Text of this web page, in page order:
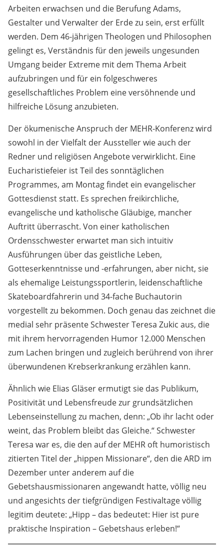
Arbeiten erwachsen und die Berufung Adams,
Gestalter und Verwalter der Erde zu sein, erst erfüllt
werden. Dem 46-jährigen Theologen und Philosophen
gelingt es, Verständnis für den jeweils ungesunden
Umgang beider Extreme mit dem Thema Arbeit
aufzubringen und für ein folgeschweres
gesellschaftliches Problem eine versöhnende und
hilfreiche Lösung anzubieten.
Der ökumenische Anspruch der MEHR-Konferenz wird
sowohl in der Vielfalt der Aussteller wie auch der
Redner und religiösen Angebote verwirklicht. Eine
Eucharistiefeier ist Teil des sonntäglichen
Programmes, am Montag findet ein evangelischer
Gottesdienst statt. Es sprechen freikirchliche,
evangelische und katholische Gläubige, mancher
Auftritt überrascht. Von einer katholischen
Ordensschwester erwartet man sich intuitiv
Ausführungen über das geistliche Leben,
Gotteserkenntnisse und -erfahrungen, aber nicht, sie
als ehemalige Leistungssportlerin, leidenschaftliche
Skateboardfahrerin und 34-fache Buchautorin
vorgestellt zu bekommen. Doch genau das zeichnet die
medial sehr präsente Schwester Teresa Zukic aus, die
mit ihrem hervorragenden Humor 12.000 Menschen
zum Lachen bringen und zugleich berührend von ihrer
überwundenen Krebserkrankung erzählen kann.
Ähnlich wie Elias Gläser ermutigt sie das Publikum,
Positivität und Lebensfreude zur grundsätzlichen
Lebenseinstellung zu machen, denn: „Ob ihr lacht oder
weint, das Problem bleibt das Gleiche.“ Schwester
Teresa war es, die den auf der MEHR oft humoristisch
zitierten Titel der „hippen Missionare“, den die ARD im
Dezember unter anderem auf die
Gebetshausmissionaren angewandt hatte, völlig neu
und angesichts der tiefgründigen Festivaltage völlig
legitim deutete: „Hipp – das bedeutet: Hier ist pure
praktische Inspiration – Gebetshaus erleben!“